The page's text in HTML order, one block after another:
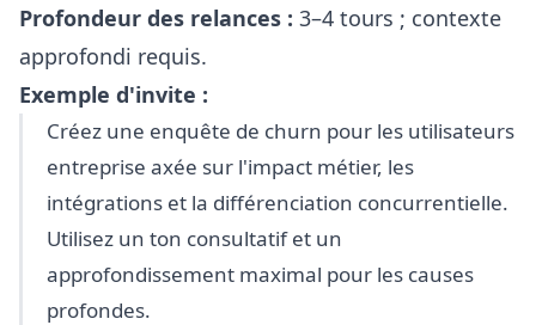
Profondeur des relances : 3–4 tours ; contexte
approfondi requis.
Exemple d'invite :
Créez une enquête de churn pour les utilisateurs
entreprise axée sur l'impact métier, les
intégrations et la différenciation concurrentielle.
Utilisez un ton consultatif et un
approfondissement maximal pour les causes
profondes.